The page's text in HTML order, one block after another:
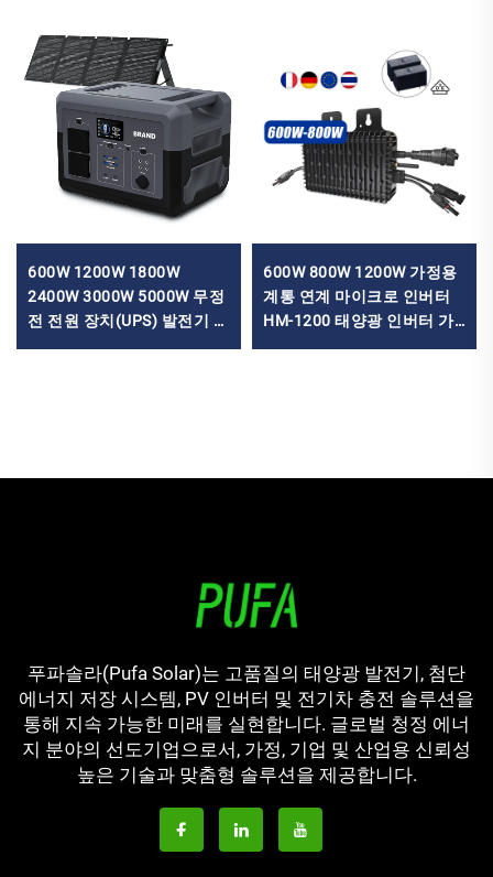
600W 1200W 1800W
2400W 3000W 5000W 무정
전 전원 장치(UPS) 발전기 태
양광 리튬 인산철(LiFePO4)
600W 800W 1200W 가정용
계통 연계 마이크로 인버터
HM-1200 태양광 인버터 가
정용 태양광 발전
푸파솔라(Pufa Solar)는 고품질의 태양광 발전기, 첨단
에너지 저장 시스템, PV 인버터 및 전기차 충전 솔루션을
통해 지속 가능한 미래를 실현합니다. 글로벌 청정 에너
지 분야의 선도기업으로서, 가정, 기업 및 산업용 신뢰성
높은 기술과 맞춤형 솔루션을 제공합니다.